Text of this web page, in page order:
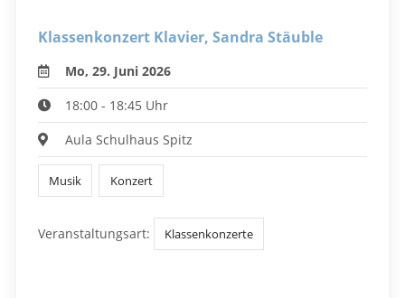
Klassenkonzert Klavier, Sandra Stäuble
Mo, 29. Juni 2026
18:00 - 18:45 Uhr
Aula Schulhaus Spitz
Musik Konzert
Veranstaltungsart: Klassenkonzerte